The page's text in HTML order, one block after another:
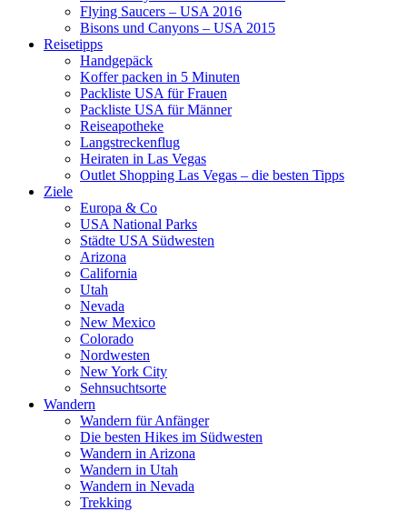
Flying Saucers – USA 2016
Bisons und Canyons – USA 2015
Reisetipps
Handgepäck
Koffer packen in 5 Minuten
Packliste USA für Frauen
Packliste USA für Männer
Reiseapotheke
Langstreckenflug
Heiraten in Las Vegas
Outlet Shopping Las Vegas – die besten Tipps
Ziele
Europa & Co
USA National Parks
Städte USA Südwesten
Arizona
California
Utah
Nevada
New Mexico
Colorado
Nordwesten
New York City
Sehnsuchtsorte
Wandern
Wandern für Anfänger
Die besten Hikes im Südwesten
Wandern in Arizona
Wandern in Utah
Wandern in Nevada
Trekking